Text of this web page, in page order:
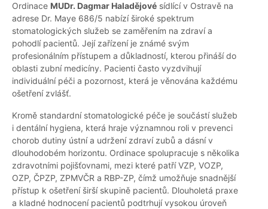
Ordinace MUDr. Dagmar Haladějové sídlící v Ostravě na
adrese Dr. Maye 686/5 nabízí široké spektrum
stomatologických služeb se zaměřením na zdraví a
pohodlí pacientů. Její zařízení je známé svým
profesionálním přístupem a důkladností, kterou přináší do
oblasti zubní medicíny. Pacienti často vyzdvihují
individuální péči a pozornost, která je věnována každému
ošetření zvlášť.
Kromě standardní stomatologické péče je součástí služeb
i dentální hygiena, která hraje významnou roli v prevenci
chorob dutiny ústní a udržení zdraví zubů a dásní v
dlouhodobém horizontu. Ordinace spolupracuje s několika
zdravotními pojišťovnami, mezi které patří VZP, VOZP,
OZP, ČPZP, ZPMVČR a RBP-ZP, čímž umožňuje snadnější
přístup k ošetření širší skupině pacientů. Dlouholetá praxe
a kladné hodnocení pacientů podtrhují vysokou úroveň